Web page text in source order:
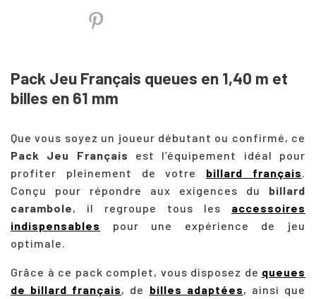
Pack Jeu Français queues en 1,40 m et
billes en 61 mm
Que vous soyez un joueur débutant ou confirmé, ce
Pack Jeu Français est l’équipement idéal pour
profiter pleinement de votre billard français
Conçu pour répondre aux exigences du billard
carambole, il regroupe tous les accessoires
indispensables
pour une expérience de jeu
optimale.
Grâce à ce pack complet, vous disposez de queues
de billard français, de billes adaptées, ainsi que